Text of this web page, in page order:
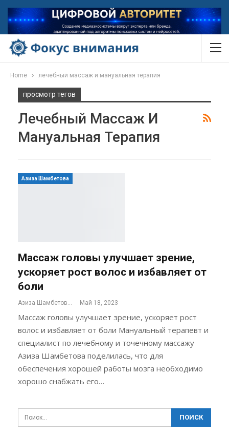
Home лечебный массаж и мануальная терапия
просмотр тегов
Лечебный Массаж И
Мануальная Терапия
Азиза Шамбетова
Массаж головы улучшает зрение,
ускоряет рост волос и избавляет от
боли
Азиза Шамбетова Май 18, 2023
Массаж головы улучшает зрение, ускоряет рост
волос и избавляет от боли Мануальный терапевт и
специалист по лечебному и точечному массажу
Азиза Шамбетова поделилась, что для
обеспечения хорошей работы мозга необходимо
хорошо снабжать его…